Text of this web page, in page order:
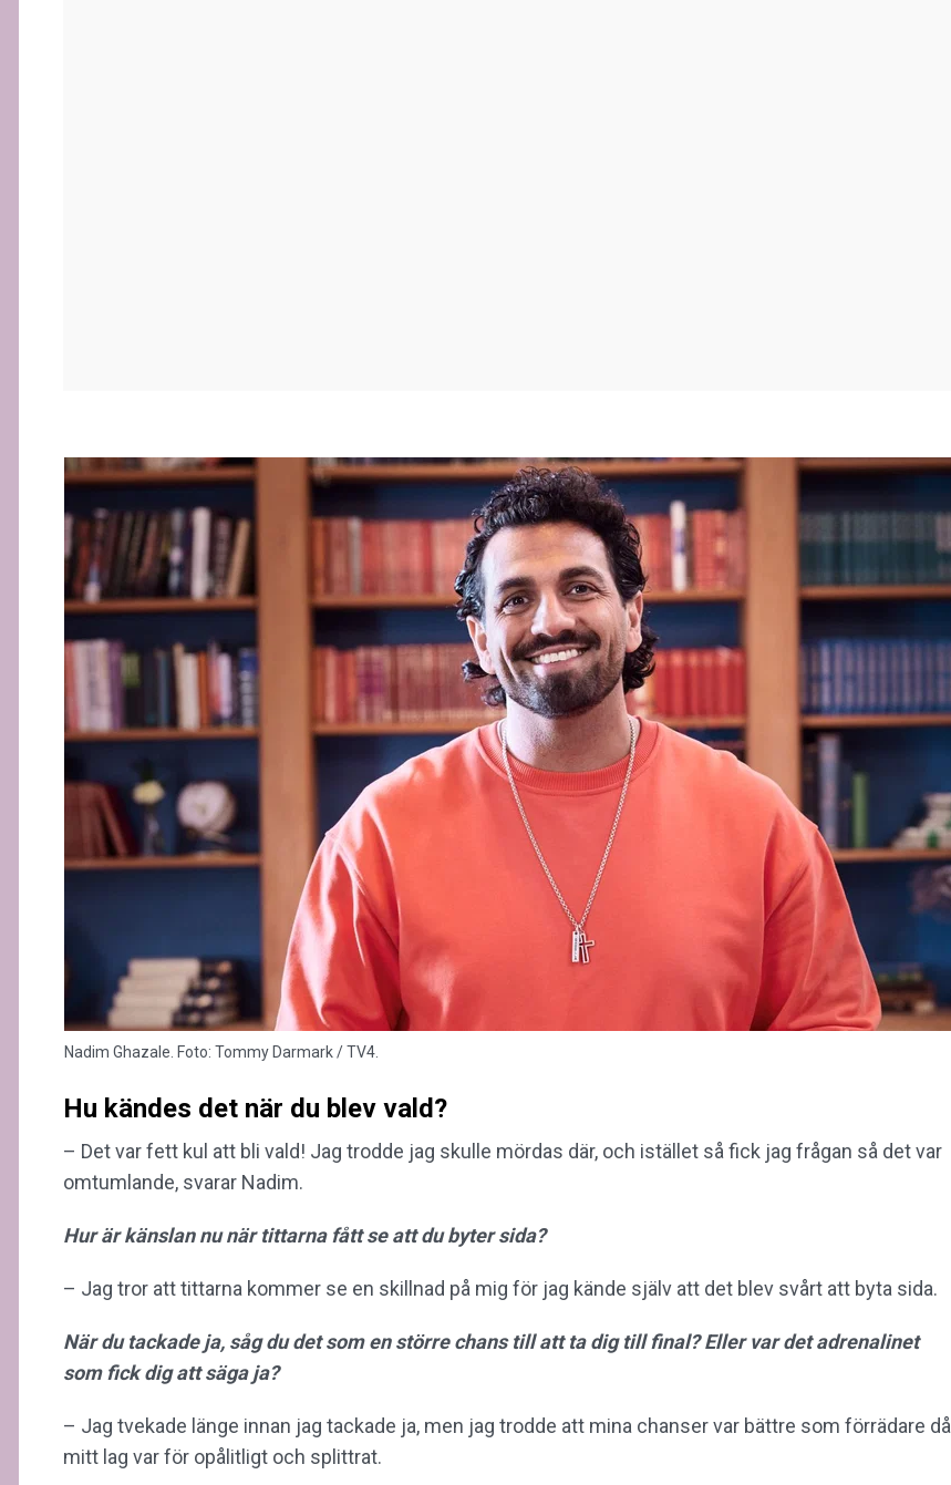
Nadim Ghazale. Foto: Tommy Darmark / TV4.
Hu kändes det när du blev vald?
– Det var fett kul att bli vald! Jag trodde jag skulle mördas där, och istället så fick jag frågan så det var
omtumlande, svarar Nadim.
Hur är känslan nu när tittarna fått se att du byter sida?
– Jag tror att tittarna kommer se en skillnad på mig för jag kände själv att det blev svårt att byta sida.
När du tackade ja, såg du det som en större chans till att ta dig till final? Eller var det adrenalinet
som fick dig att säga ja?
– Jag tvekade länge innan jag tackade ja, men jag trodde att mina chanser var bättre som förrädare då
mitt lag var för opålitligt och splittrat.